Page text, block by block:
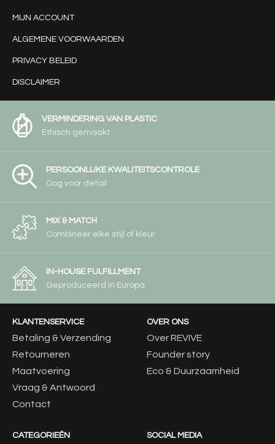
MIJN ACCOUNT
ALGEMENE VOORWAARDEN
PRIVACY BELEID
DISCLAIMER
VERMINDERING VAN PLASTIC
Ethisch gemaakt
PERSOONLIJKE KWALITEITSCONTROLE
Oog voor detail
MIX & MATCH
Combineer elke stijl of kleur
IN-HOUSE FULFILLMENT
Geproduceerd in Europa
KLANTENSERVICE
Betaling & Verzending
Retourneren
Maatvoering
Vraag & Antwoord
Contact
OVER ONS
Over REVIVE
Founder story
Eco & Duurzaamheid
CATEGORIEËN SOCIAL MEDIA